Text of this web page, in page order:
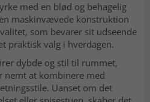
med en blød og behagelig
maskinvævede konstruktion
som bevarer sit udseende
praktisk valg i hverdagen.
dybde og stil til rummet,
at kombinere med
Uanset om det